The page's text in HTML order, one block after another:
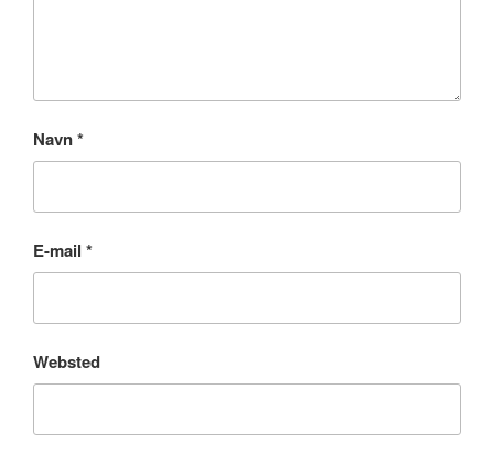
Navn*
E-mail *
Websted